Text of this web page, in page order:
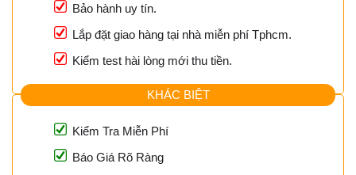
Bảo hành uy tín.
Lắp đặt giao hàng tại nhà miễn phí Tphcm.
Kiểm test hài lòng mới thu tiền.
KHÁC BIỆT
Kiểm Tra Miễn Phí
Báo Giá Rõ Ràng